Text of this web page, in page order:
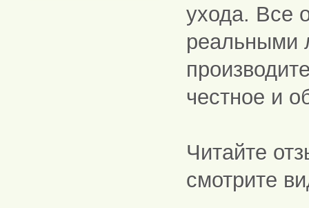
ухода. Все
реальными
честное и
Читайте
смотрите